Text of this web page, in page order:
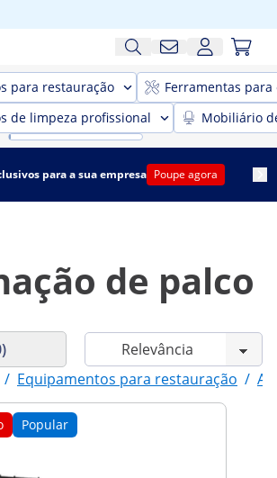
para restauração
Ferramentas para
de limpeza profissional
Mobiliário
para a sua empresa Poupe agora
de palco
/ Equipamentos para restauração /
Popular